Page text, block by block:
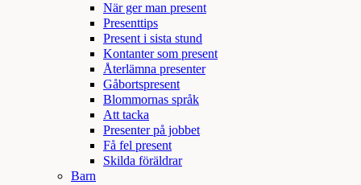
När ger man present
Presenttips
Present i sista stund
Kontanter som present
Återlämna presenter
Gåbortspresent
Blommornas språk
Att tacka
Presenter på jobbet
Få fel present
Skilda föräldrar
Barn